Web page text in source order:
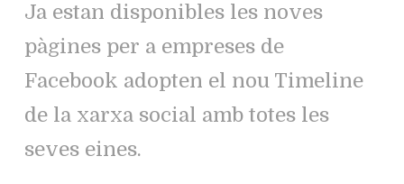
Ja estan disponibles les noves
pàgines per a empreses de
Facebook adopten el nou Timeline
de la xarxa social amb totes les
seves eines.